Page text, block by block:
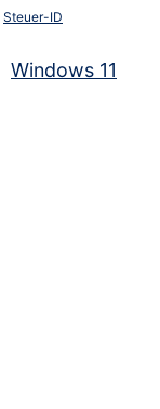
Steuer-ID
Windows 11